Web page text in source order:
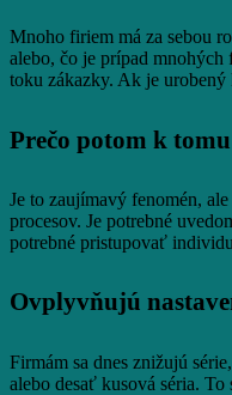
Mnoho firiem má za sebou
alebo, čo je prípad mnohých
toku zákazky. Ak je
Prečo potom k
Je to zaujímavý fenomén,
procesov. Je potrebné
potrebné pristupovať
Ovplyvňujú
Firmám sa dnes znižujú
alebo desať kusová séria.